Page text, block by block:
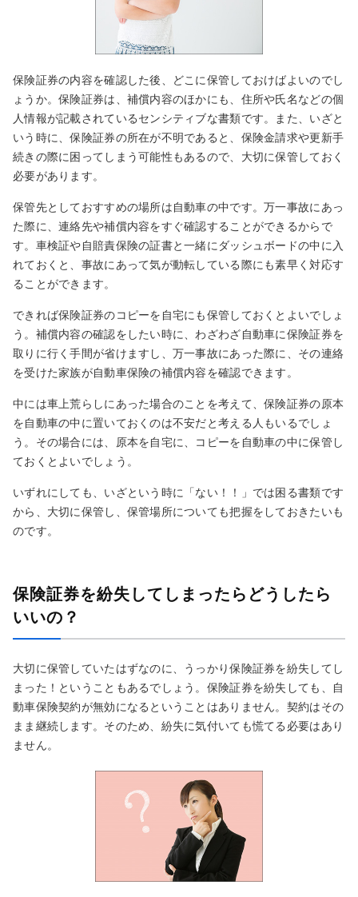
保険証券の内容を確認した後、どこに保管しておけばよいのでし
ょうか。保険証券は、補償内容のほかにも、住所や氏名などの個
人情報が記載されているセンシティブな書類です。また、いざと
いう時に、保険証券の所在が不明であると、保険金請求や更新手
続きの際に困ってしまう可能性もあるので、大切に保管しておく
必要があります。
保管先としておすすめの場所は自動車の中です。万一事故にあっ
た際に、連絡先や補償内容をすぐ確認することができるからで
す。車検証や自賠責保険の証書と一緒にダッシュボードの中に入
れておくと、事故にあって気が動転している際にも素早く対応す
ることができます。
できれば保険証券のコピーを自宅にも保管しておくとよいでしょ
う。補償内容の確認をしたい時に、わざわざ自動車に保険証券を
取りに行く手間が省けますし、万一事故にあった際に、その連絡
を受けた家族が自動車保険の補償内容を確認できます。
中には車上荒らしにあった場合のことを考えて、保険証券の原本
を自動車の中に置いておくのは不安だと考える人もいるでしょ
う。その場合には、原本を自宅に、コピーを自動車の中に保管し
ておくとよいでしょう。
いずれにしても、いざという時に「ない！！」では困る書類です
から、大切に保管し、保管場所についても把握をしておきたいも
のです。
保険証券を紛失してしまったらどうしたら
いいの？
大切に保管していたはずなのに、うっかり保険証券を紛失してし
まった！ということもあるでしょう。保険証券を紛失しても、自
動車保険契約が無効になるということはありません。契約はその
まま継続します。そのため、紛失に気付いても慌てる必要はあり
ません。